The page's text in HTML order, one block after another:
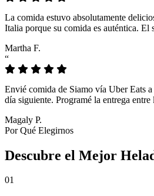
La comida estuvo absolutamente
Italia porque su comida es auténtica.
Martha F.
“
Envié comida de Siamo vía Uber Eats
día siguiente. Programé la entrega
Magaly P.
Por Qué Elegirnos
Descubre el Mejor
01